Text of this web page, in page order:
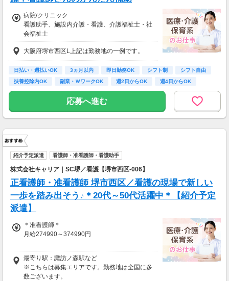
病院/クリニック
看護助手、施設内介護・看護、介護福祉士・社
会福祉士
時給1,300円～1,500円
※22時～翌5時の就労は深夜時給適用
※お給料は最短で週払いOK！（規定有）
※残業代は別途全額支給
大阪府堺市西区L上記は勤務地の一例です。
日払い・週払いOK 3ヵ月以内 即日勤務OK シフト制
シフト自由
扶養控除内OK
副業・ＷワークOK 週2日からOK 週4日からOK
応募へ進む
紹介予定派遣 看護師・准看護師・看護助手
株式会社キャリア｜SC堺／看護【堺市西区-006】
正看護師・准看護師 堺市西区／看護の現場で新しい
一歩を踏み出そう♪＊20代～50代活躍中＊【紹介予定
派遣】
＊准看護師＊
月給274990～374990円
＊正看護師＊
月給289463～389463円
最寄り駅：諏訪ノ森駅など
※こちらは募集エリアです。勤務地は全国に多
数ございます。